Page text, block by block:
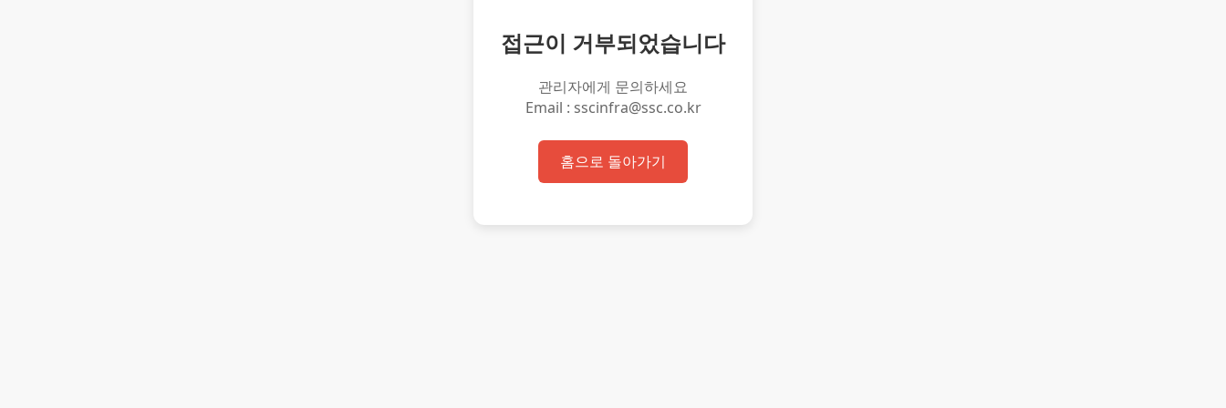
접근이 거부되었습니다
관리자에게 문의하세요
Email : sscinfra@ssc.co.kr
홈으로 돌아가기